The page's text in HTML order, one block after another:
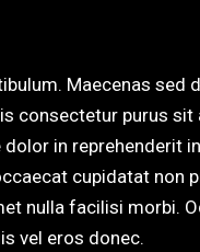
Maecenas sed
consectetur purus
in reprehenderit
cupidatat non
nulla facilisi morbi.
vel eros donec.